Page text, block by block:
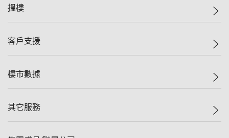
美聯集團
人才招募
搵樓
一手新盤
減價
美聯豪宅
獨家樓盤
客戶支援
自助放盤
查詢熱線
樓市數據
樓價指數
其它服務